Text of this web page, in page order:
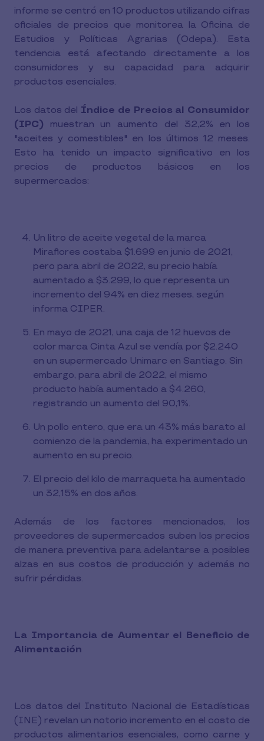
informe se centró en 10 productos utilizando cifras
oficiales de precios que monitorea la Oficina de
Estudios y Políticas Agrarias (Odepa). Esta
tendencia está afectando directamente a los
consumidores y su capacidad para adquirir
productos esenciales.
Los datos del Índice de Precios al Consumidor
(IPC) muestran un aumento del 32,2% en los
"aceites y comestibles" en los últimos 12 meses.
Esto ha tenido un impacto significativo en los
precios de productos básicos en los
supermercados:
Un litro de aceite vegetal de la marca
Miraflores costaba $1.699 en junio de 2021,
pero para abril de 2022, su precio había
aumentado a $3.299, lo que representa un
incremento del 94% en diez meses, según
informa CIPER.
En mayo de 2021, una caja de 12 huevos de
color marca Cinta Azul se vendía por $2.240
en un supermercado Unimarc en Santiago. Sin
embargo, para abril de 2022, el mismo
producto había aumentado a $4.260,
registrando un aumento del 90,1%.
Un pollo entero, que era un 43% más barato al
comienzo de la pandemia, ha experimentado un
aumento en su precio.
El precio del kilo de marraqueta ha aumentado
un 32,15% en dos años.
Además de los factores mencionados, los
proveedores de supermercados suben los precios
de manera preventiva para adelantarse a posibles
alzas en sus costos de producción y además no
sufrir pérdidas.
La Importancia de Aumentar el Beneficio de
Alimentación
Los datos del Instituto Nacional de Estadísticas
(INE) revelan un notorio incremento en el costo de
productos alimentarios esenciales, como carne y